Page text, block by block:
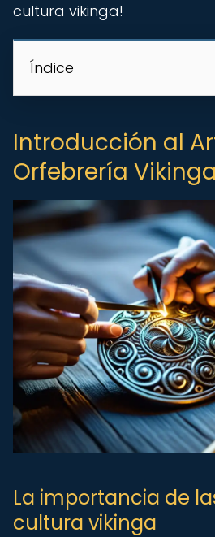
cultura vikinga!
Índice
Introducción al
Orfebrería Vikinga
La importancia de
cultura vikinga